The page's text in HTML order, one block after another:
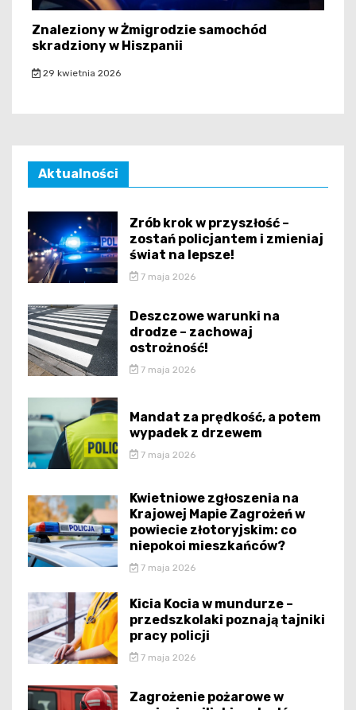
Znaleziony w Żmigrodzie samochód
skradziony w Hiszpanii
29 kwietnia 2026
Aktualności
Zrób krok w przyszłość –
zostań policjantem i zmieniaj
świat na lepsze!
7 maja 2026
Deszczowe warunki na
drodze – zachowaj
ostrożność!
7 maja 2026
Mandat za prędkość, a potem
wypadek z drzewem
7 maja 2026
Kwietniowe zgłoszenia na
Krajowej Mapie Zagrożeń w
powiecie złotoryjskim: co
niepokoi mieszkańców?
7 maja 2026
Kicia Kocia w mundurze –
przedszkolaki poznają tajniki
pracy policji
7 maja 2026
Zagrożenie pożarowe w